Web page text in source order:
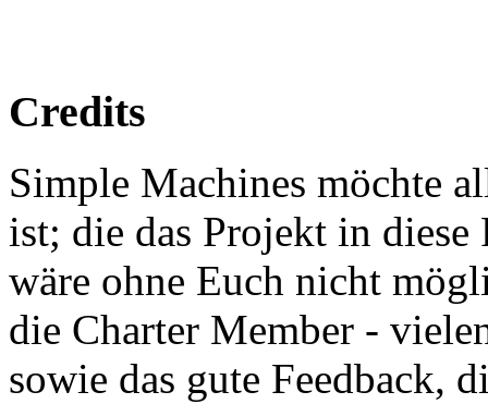
Credits
Simple Machines möchte
ist; die das Projekt in
wäre ohne Euch nicht
die Charter Member -
sowie das gute Feedback,